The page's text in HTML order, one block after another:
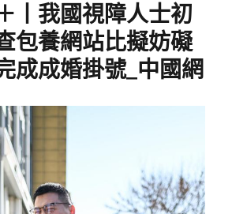
丨我國視障人士初
包養網站比擬妨礙
成成婚掛號_中國網